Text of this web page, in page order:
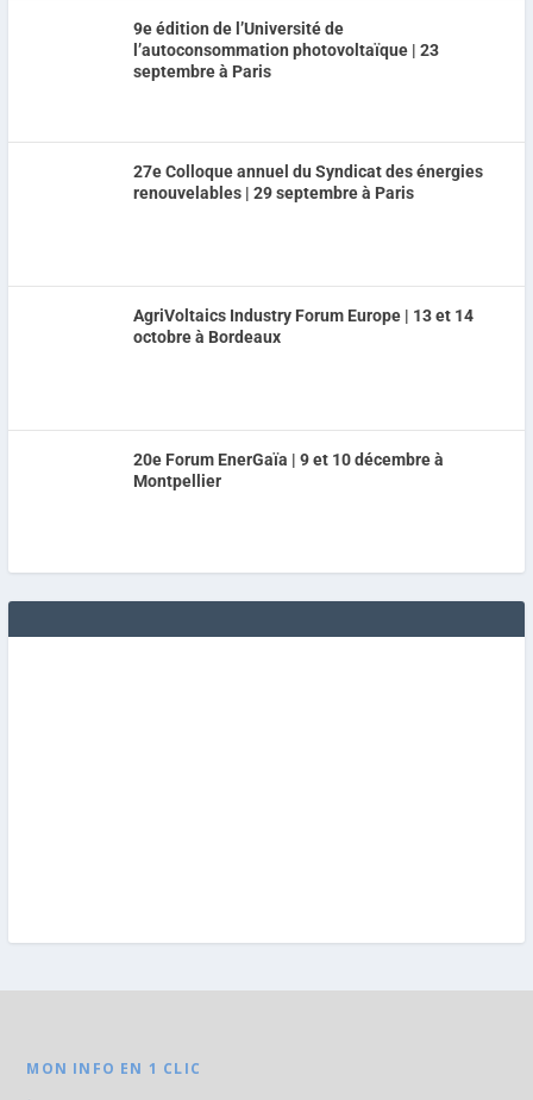
9e édition de l’Université de
l’autoconsommation photovoltaïque | 23
septembre à Paris
27e Colloque annuel du Syndicat des énergies
renouvelables | 29 septembre à Paris
AgriVoltaics Industry Forum Europe | 13 et 14
octobre à Bordeaux
20e Forum EnerGaïa | 9 et 10 décembre à
Montpellier
MON INFO EN 1 CLIC